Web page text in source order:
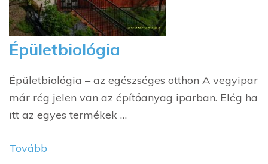
Épületbiológia
Épületbiológia – az egészséges otthon A vegyipar
már rég jelen van az építőanyag iparban. Elég ha
itt az egyes termékek …
Tovább